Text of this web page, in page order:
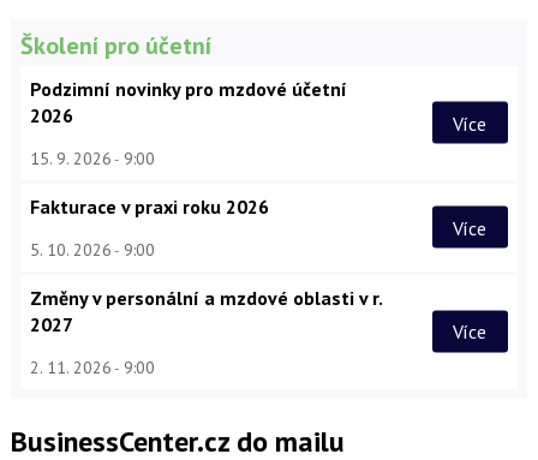
Školení pro účetní
Podzimní novinky pro mzdové účetní
2026
15. 9. 2026 9:00
Více
Fakturace v praxi roku 2026
5. 10. 2026 9:00
Více
Změny v personální a mzdové oblasti v r.
2027
2. 11. 2026 9:00
Více
BusinessCenter.cz do mailu